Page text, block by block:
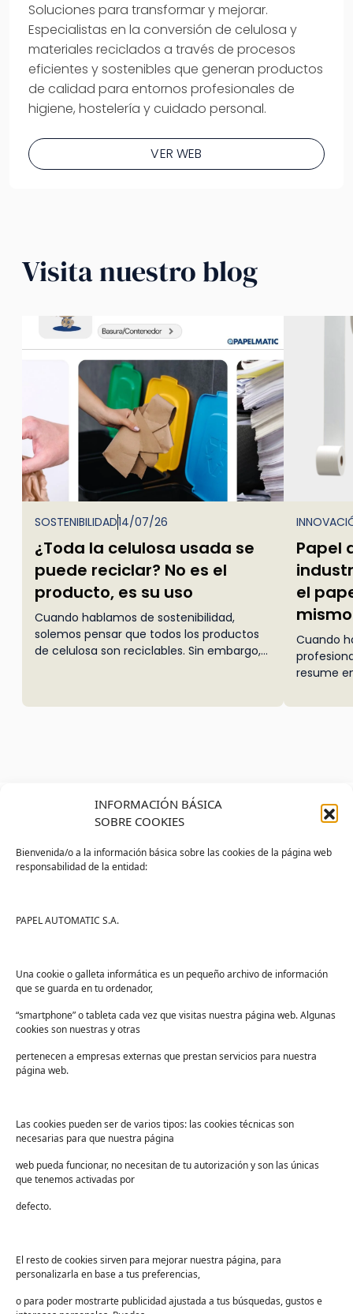
INFORMACIÓN BÁSICA
SOBRE COOKIES
Bienvenida/o a la información básica sobre las cookies de la página web
responsabilidad de la entidad:
PAPEL AUTOMATIC S.A.
Una cookie o galleta informática es un pequeño archivo de información
que se guarda en tu ordenador,
“smartphone” o tableta cada vez que visitas nuestra página web. Algunas
cookies son nuestras y otras
pertenecen a empresas externas que prestan servicios para nuestra
página web.
Las cookies pueden ser de varios tipos: las cookies técnicas son
necesarias para que nuestra página
web pueda funcionar, no necesitan de tu autorización y son las únicas
que tenemos activadas por
defecto.
El resto de cookies sirven para mejorar nuestra página, para
personalizarla en base a tus preferencias,
o para poder mostrarte publicidad ajustada a tus búsquedas, gustos e
Soluciones para transformar y mejorar.
Especialistas en la conversión de celulosa y
materiales reciclados a través de procesos
eficientes y sostenibles que generan productos
de calidad para entornos profesionales de
higiene, hostelería y cuidado personal.
VER WEB
Visita nuestro blog
SOSTENIBILIDAD14/07/26
¿Toda la celulosa usada se
puede reciclar? No es el
producto, es su uso
Cuando hablamos de sostenibilidad,
solemos pensar que todos los productos
de celulosa son reciclables. Sin embargo,
forma superficial y no ha entrado en
contacto con sustancias contami
Papel
el
Cuando
resume
que una
un baño
Sanidad
Educación
Centros deportivos
Servicios
Industria alimentaria
Tienda PAPELMATIC
Lista de deseos
Términos y condiciones
Devoluciones
Suscríbete para recibir noticias exclusivas y ofertas.
Correo
electrónico*